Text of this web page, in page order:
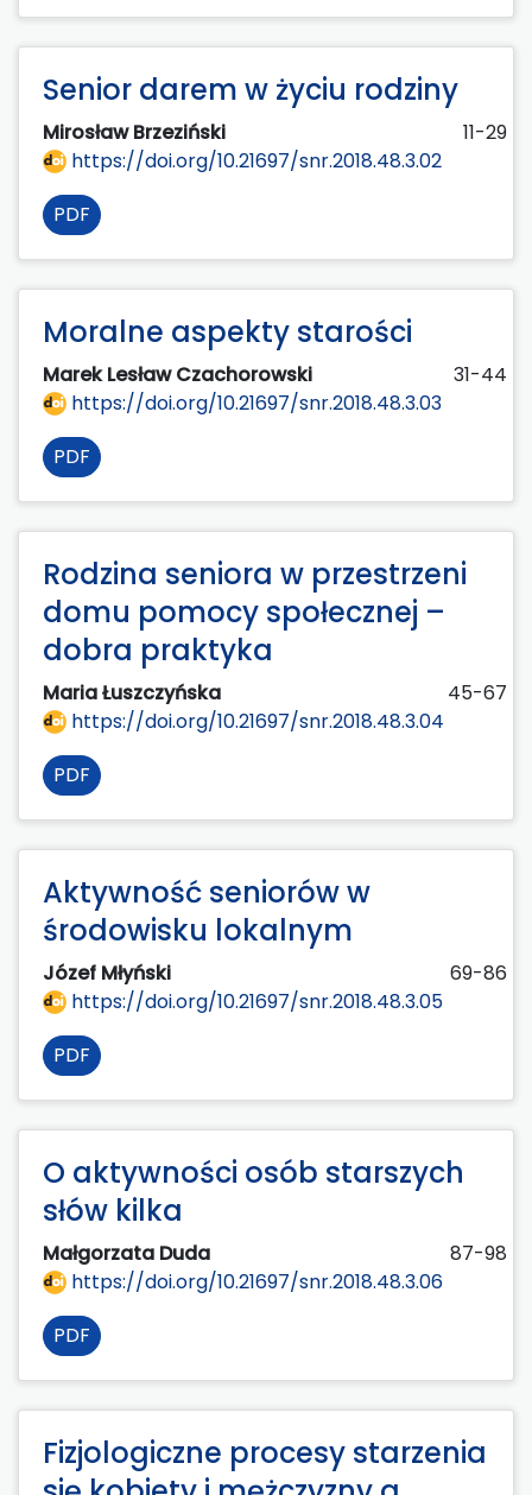
Senior darem w życiu rodziny
Mirosław Brzeziński
11-29
https://doi.org/10.21697/snr.2018.48.3.02
PDF
Moralne aspekty starości
Marek Lesław Czachorowski
31-44
https://doi.org/10.21697/snr.2018.48.3.03
PDF
Rodzina seniora w przestrzeni
domu pomocy społecznej –
dobra praktyka
Maria Łuszczyńska
45-67
https://doi.org/10.21697/snr.2018.48.3.04
PDF
Aktywność seniorów w
środowisku lokalnym
Józef Młyński
69-86
https://doi.org/10.21697/snr.2018.48.3.05
PDF
O aktywności osób starszych
słów kilka
Małgorzata Duda
87-98
https://doi.org/10.21697/snr.2018.48.3.06
PDF
Fizjologiczne procesy starzenia